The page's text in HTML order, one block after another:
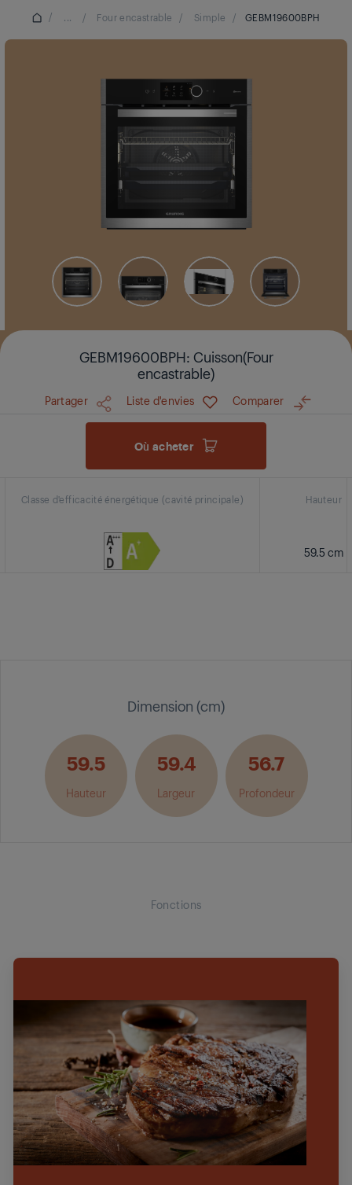
/ ... / Four encastrable / Simple / GEBM19600BPH
GEBM19600BPH: Cuisson(Four
encastrable)
Partager Liste d'envies Comparer
Où acheter
Classe d'efficacité énergétique (cavité principale) Hauteur
59.5 cm
Dimension (cm)
59.5
Hauteur
59.4
Largeur
56.7
Profondeur
Fonctions